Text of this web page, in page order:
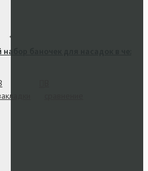
баночек для насадок в чехле